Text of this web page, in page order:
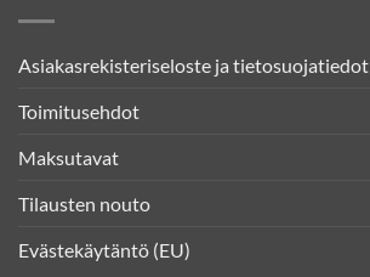
Asiakasrekisteriseloste ja tietosuojatiedot
Toimitusehdot
Maksutavat
Tilausten nouto
Evästekäytäntö (EU)